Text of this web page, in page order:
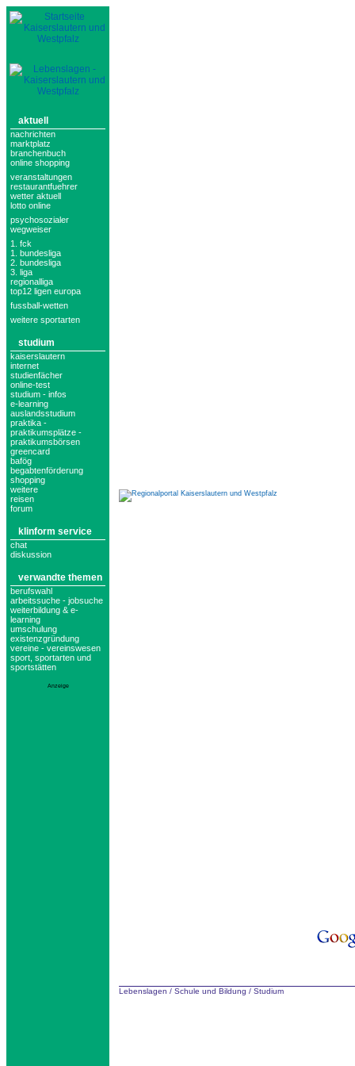
aktuell
nachrichten
marktplatz
branchenbuch
online shopping
veranstaltungen
restaurantfuehrer
wetter aktuell
lotto online
psychosozialer
wegweiser
1. fck
1. bundesliga
2. bundesliga
3. liga
regionalliga
top12 ligen europa
fussball-wetten
weitere sportarten
studium
kaiserslautern
internet
studienfächer
online-test
studium - infos
e-learning
auslandsstudium
praktika -
praktikumsplätze -
praktikumsbörsen
greencard
bafög
begabtenförderung
shopping
weitere
reisen
forum
klinform service
chat
diskussion
verwandte themen
berufswahl
arbeitssuche - jobsuche
weiterbildung & e-
learning
umschulung
existenzgründung
vereine - vereinswesen
sport, sportarten und
sportstätten
Anzeige
Lebenslagen / Schule und Bildung / Studium